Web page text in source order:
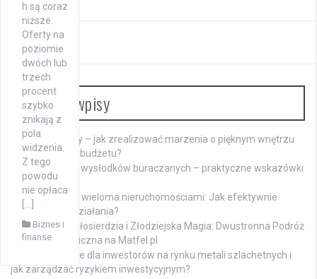
h są coraz
niższe.
Oferty na
poziomie
dwóch lub
trzech
procent
szybko
znikają z
pola
widzenia.
Z tego
powodu
nie opłaca
Biznes i
finanse
Ostatnie wpisy
Meble na raty – jak zrealizować marzenia o pięknym wnętrzu
bez obciążania budżetu?
Namaczanie wysłodków buraczanych – praktyczne wskazówki
dla hodowców
Zarządzanie wieloma nieruchomościami: Jak efektywnie
koordynować działania?
Mistyczka Miłosierdzia i Złodziejska Magia: Dwustronna Podróż
Duchowa i Magiczna na Matfel.pl
Jakie są opcje dla inwestorów na rynku metali szlachetnych i
jak zarządzać ryzykiem inwestycyjnym?